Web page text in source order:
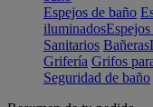
Espejos de baño
iluminados
Sanitarios Bañeras
Grifería Grifos
Seguridad de baño